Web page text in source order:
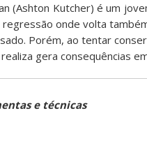
(Ashton Kutcher) é um
onde volta
Porém, ao tentar
gera consequências
e técnicas